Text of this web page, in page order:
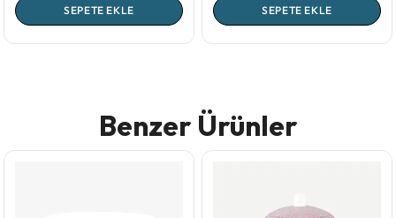
SEPETE EKLE SEPETE EKLE
Benzer Ürünler